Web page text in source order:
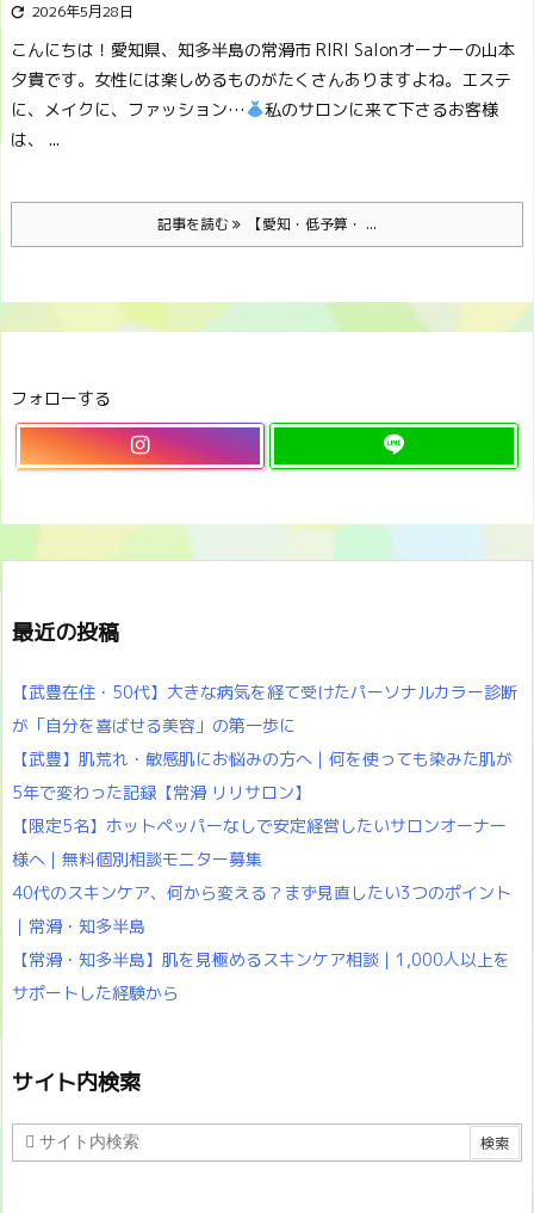
 2026年5月28日
こんにちは！愛知県、知多半島の常滑市 RIRI Salonオーナーの山本
夕貴です。 女性には楽しめるものがたくさんありますよね。エステ
に、メイクに、ファッション…
私のサロンに来て下さるお客様
は、 ...
記事を読む 【愛知・低予算・ ...
フォローする
最近の投稿
【武豊在住・50代】大きな病気を経て受けたパーソナルカラー診断
が「自分を喜ばせる美容」の第一歩に
【武豊】肌荒れ・敏感肌にお悩みの方へ｜何を使っても染みた肌が
5年で変わった記録【常滑 リリサロン】
【限定5名】ホットペッパーなしで安定経営したいサロンオーナー
様へ｜無料個別相談モニター募集
40代のスキンケア、何から変える？まず見直したい3つのポイント
｜常滑・知多半島
【常滑・知多半島】肌を見極めるスキンケア相談｜1,000人以上を
サポートした経験から
サイト内検索